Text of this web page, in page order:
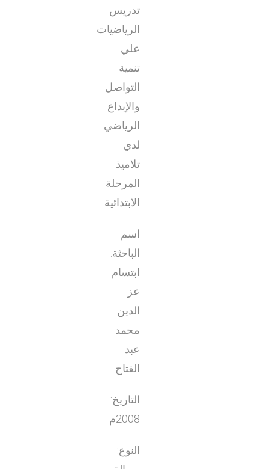
تدريس
الرياضيات
علي
تنمية
التواصل
والإبداع
الرياضي
لدي
تلاميذ
المرحلة
الابتدائية
اسم
الباحثة:
ابتسام
عز
الدين
محمد
عبد
الفتاح
التاريخ:
2008م
النوع: